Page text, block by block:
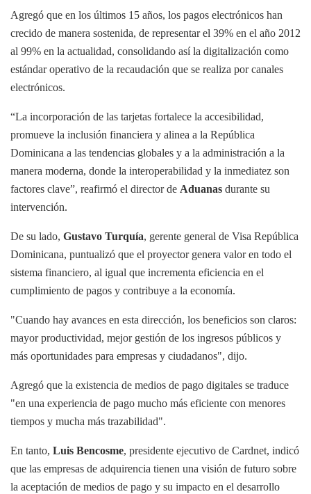
Agregó que en los últimos 15 años, los pagos electrónicos han
crecido de manera sostenida, de representar el 39% en el año 2012
al 99% en la actualidad, consolidando así la digitalización como
estándar operativo de la recaudación que se realiza por canales
electrónicos.
“La incorporación de las tarjetas fortalece la accesibilidad,
promueve la inclusión financiera y alinea a la República
Dominicana a las tendencias globales y a la administración a la
manera moderna, donde la interoperabilidad y la inmediatez son
factores clave”, reafirmó el director de Aduanas durante su
intervención.
De su lado, Gustavo Turquía, gerente general de Visa República
Dominicana, puntualizó que el proyector genera valor en todo el
sistema financiero, al igual que incrementa eficiencia en el
cumplimiento de pagos y contribuye a la economía.
"Cuando hay avances en esta dirección, los beneficios son claros:
mayor productividad, mejor gestión de los ingresos públicos y
más oportunidades para empresas y ciudadanos", dijo.
Agregó que la existencia de medios de pago digitales se traduce
"en una experiencia de pago mucho más eficiente con menores
tiempos y mucha más trazabilidad".
En tanto, Luis Bencosme, presidente ejecutivo de Cardnet, indicó
que las empresas de adquirencia tienen una visión de futuro sobre
la aceptación de medios de pago y su impacto en el desarrollo